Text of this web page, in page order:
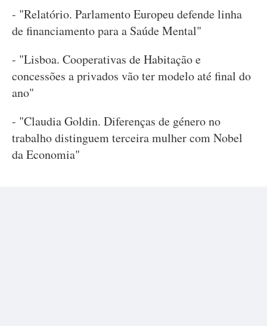
- "Relatório. Parlamento Europeu defende linha
de financiamento para a Saúde Mental"
- "Lisboa. Cooperativas de Habitação e
concessões a privados vão ter modelo até final do
ano"
- "Claudia Goldin. Diferenças de género no
trabalho distinguem terceira mulher com Nobel
da Economia"